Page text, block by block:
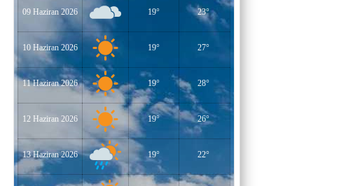
Tarık Sharabaty
Yapay Zeka ve İş Hayatındaki Değişimler
Esenlerin Ablası
BAŞARILI OLMANIN SIRLARI
Sümeyye KAYA
Miraç Gecesi
09 Haziran 2026 19° 23°
10 Haziran 2026 19° 27°
11 Haziran 2026 19° 28°
12 Haziran 2026 19° 26°
13 Haziran 2026 19° 22°